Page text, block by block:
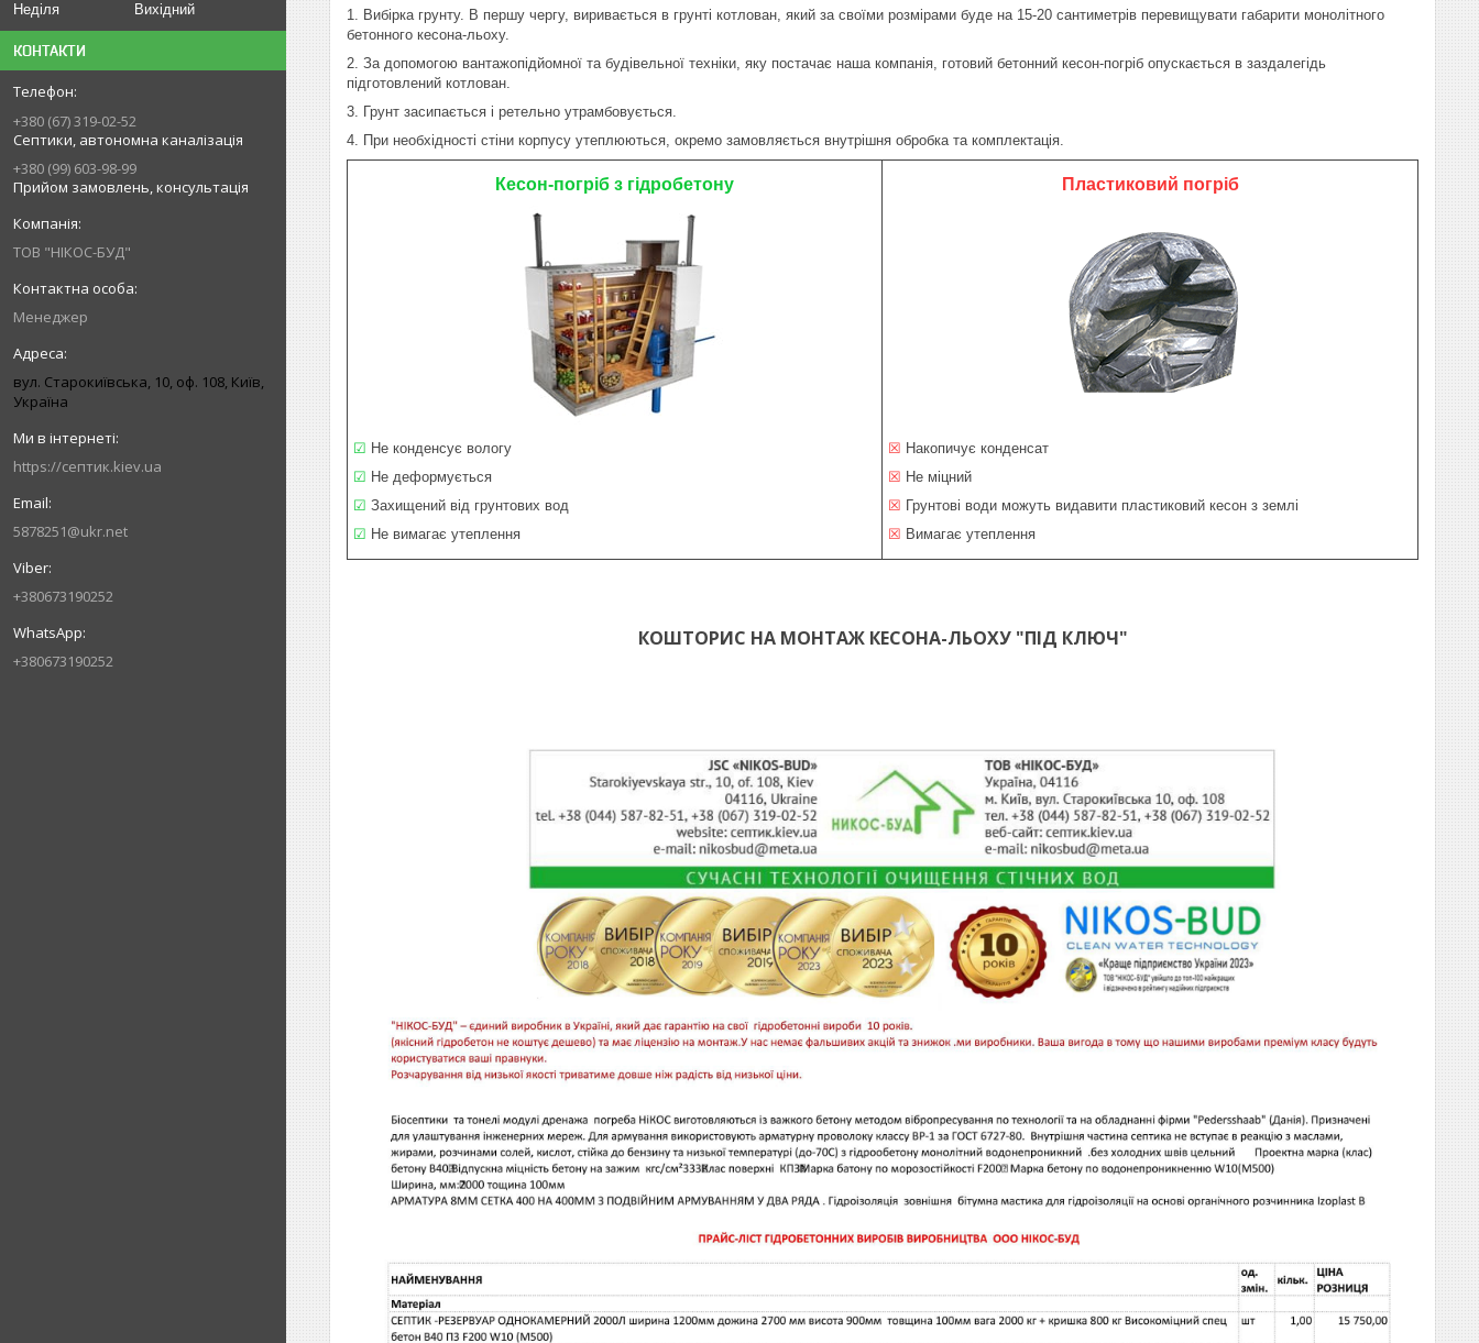
Неділя
Вихідний
КОНТАКТИ
+380 (67) 319-02-52
Септики, автономна каналізація
+380 (99) 603-98-99
Прийом замовлень, консультація
ТОВ "НІКОС-БУД"
Менеджер
вул. Старокиївська, 10, оф. 108, Київ,
Україна
https://септик.kiev.ua
5878251@ukr.net
+380673190252
+380673190252
1. Вибірка грунту. В першу чергу, виривається в грунті котлован, який за своїми розмірами буде на 15-20 сантиметрів перевищувати габарити монолітного
бетонного кесона-льоху.
2. За допомогою вантажопідйомної та будівельної техніки, яку постачає наша компанія, готовий бетонний кесон-погріб опускається в заздалегідь
підготовлений котлован.
3. Грунт засипається і ретельно утрамбовується.
4. При необхідності стіни корпусу утеплюються, окремо замовляється внутрішня обробка та комплектація.
Кесон-погріб з гідробетону
☑ Не конденсує вологу
☑ Не деформується
☑ Захищений від грунтових вод
☑ Не вимагає утеплення
Пластиковий погріб
☒ Накопичує конденсат
☒ Не міцний
☒ Грунтові води можуть видавити пластиковий кесон з землі
☒ Вимагає утеплення
КОШТОРИС НА МОНТАЖ КЕСОНА-ЛЬОХУ "ПІД КЛЮЧ"